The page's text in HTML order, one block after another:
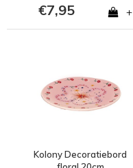
€7,95 +
Kolony Decoratiebord